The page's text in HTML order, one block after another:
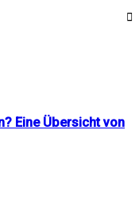
Eine Übersicht von